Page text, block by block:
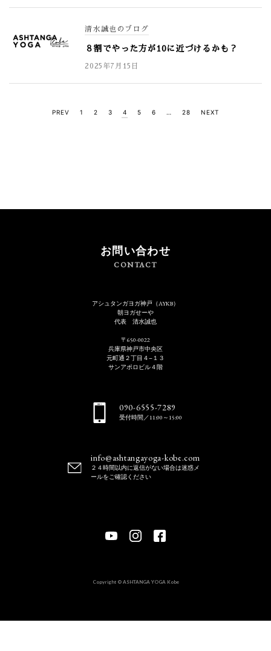
清水誠也のブログ
８割でやった方が10に近づけるかも？
2025年7月15日
PREV 1 2 3 4 5 6 … 28 NEXT
お問い合わせ
CONTACT
アシュタンガヨガ神戸（AYKB）
朝ヨガせーや
代表 清水誠也
〒650-0022
兵庫県神戸市中央区
元町通２丁目４−１３
サンアポロビル４階
090-6555-7289
受付時間／11:00～15:00
info@ashtangayoga-kobe.com
２４時間以内に返信がない場合は迷惑メ
ールをご確認ください
Copyright © ASHTANGA YOGA Kobe